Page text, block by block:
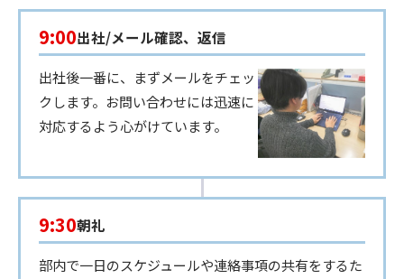
9:00出社/メール確認、返信
出社後一番に、まずメールをチェッ
クします。お問い合わせには迅速に
対応するよう心がけています。
9:30朝礼
部内で一日のスケジュールや連絡事項の共有をするた